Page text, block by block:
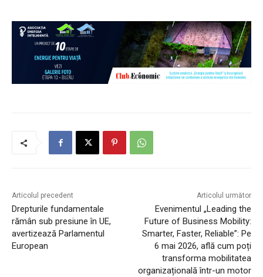
Articolul precedent
Drepturile fundamentale
rămân sub presiune în UE,
avertizează Parlamentul
European
Articolul următor
Evenimentul „Leading the
Future of Business Mobility:
Smarter, Faster, Reliable”: Pe
6 mai 2026, află cum poți
transforma mobilitatea
organizațională într-un motor